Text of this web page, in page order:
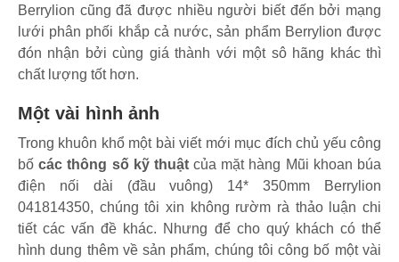
Berrylion cũng đã được nhiều người biết đến bởi mạng
lưới phân phối khắp cả nước, sản phẩm Berrylion được
đón nhận bởi cùng giá thành với một sô hãng khác thì
chất lượng tốt hơn.
Một vài hình ảnh
Trong khuôn khổ một bài viết mới mục đích chủ yếu công
bốcác thông số kỹ thuậtcủa mặt hàng Mũi khoan búa
điện nối dài (đầu vuông) 14* 350mm Berrylion
041814350, chúng tôi xin không rườm rà thảo luận chi
tiết các vấn đề khác. Nhưng để cho quý khách có thể
hình dung thêm về sản phẩm, chúng tôi công bố một vài